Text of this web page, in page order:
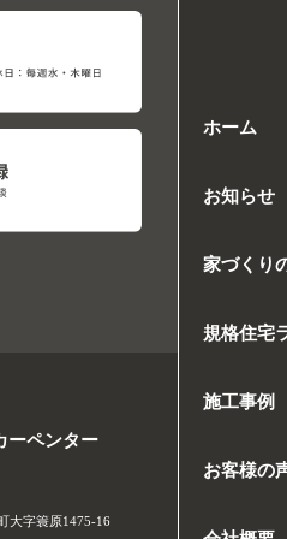
ホーム
お知らせ
家づくり
規格住宅
施工事例
お客様の
ーペンター
大字簑原1475-16